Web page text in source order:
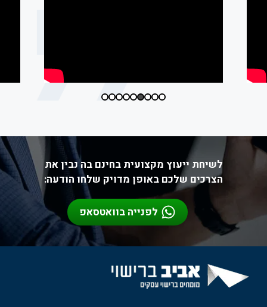
לשיחת ייעוץ מקצועית בחינם בה נבין את
הצרכים שלכם באופן מדויק שלחו הודעה:
לפנייה בוואטסאפ